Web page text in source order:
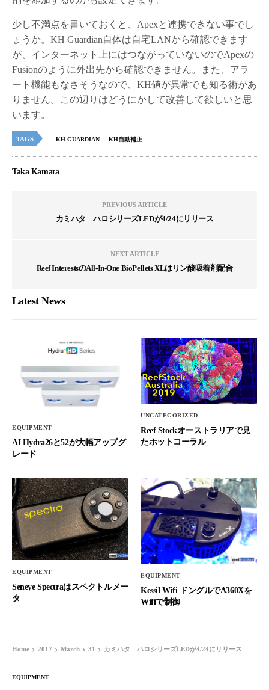
少し不満点を書いておくと、Apexと連携できない事でし
ょうか。KH Guardian自体は自宅LANから確認できます
が、インターネット上にはつながっていないのでApexの
Fusionのように外出先から確認できません。また、アラ
ート機能もなさそうなので、KH値が異常でも知る術があ
りません。この辺りはどうにかして改善して欲しいと思
います。
TAGS KH GUARDIAN KH自動補正
Taka Kamata
PREVIOUS ARTICLE
カミハタ ハロシリーズLEDが4/24にリリース
NEXT ARTICLE
Reef InterestsのAll-In-One BioPellets XLはリン酸吸着剤配合
Latest News
EQUIPMENT
AI Hydra26と52が大幅アップグ
レード
UNCATEGORIZED
Reef Stockオーストラリアで見
たホットコーラル
EQUIPMENT
Seneye Spectraはスペクトルメー
タ
EQUIPMENT
Kessil Wifi ドングルでA360Xを
Wifiで制御
Home 2017 March 31 カミハタ ハロシリーズLEDが4/24にリリース
EQUIPMENT